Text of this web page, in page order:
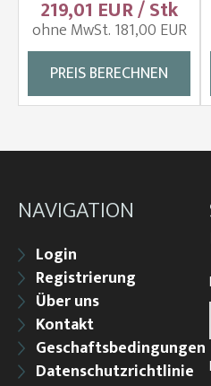
219,01 EUR / Stk
ohne MwSt. 181,00 EUR
PREIS BERECHNEN
NAVIGATION
Login
Registrierung
Über uns
Kontakt
Geschaftsbedingungen
Datenschutzrichtlinie